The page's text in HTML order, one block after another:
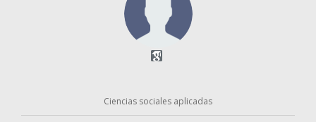
Ciencias sociales aplicadas